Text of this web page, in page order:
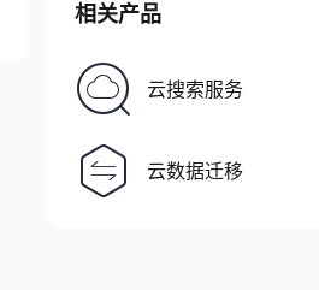
相关产品
云搜索服务
云数据迁移